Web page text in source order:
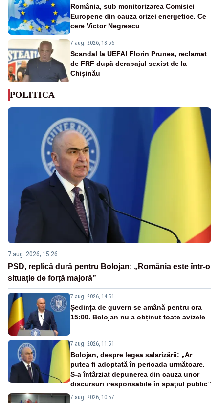
România, sub monitorizarea Comisiei
Europene din cauza crizei energetice. Ce
cere Victor Negrescu
7 aug. 2026, 18:56
Scandal la UEFA! Florin Prunea, reclamat
de FRF după derapajul sexist de la
Chișinău
POLITICA
7 aug. 2026, 15:26
PSD, replică dură pentru Bolojan: „România este într-o
situație de forță majoră”
7 aug. 2026, 14:51
Ședința de guvern se amână pentru ora
15:00. Bolojan nu a obținut toate avizele
7 aug. 2026, 11:51
Bolojan, despre legea salarizării: „Ar
putea fi adoptată în perioada următoare.
S-a întârziat depunerea din cauza unor
discursuri iresponsabile în spaţiul public”
7 aug. 2026, 10:57